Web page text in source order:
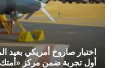
اختبار صاروخ أمريكي
أول تجربة ضمن مركز